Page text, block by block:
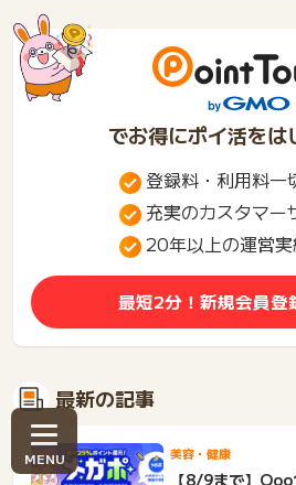
でお得にポイ活をは
登録料・利用料一
充実のカスタマー
20年以上の運営
最短2分！新規会員登
最新の記事
美容・健康
【8/9まで】